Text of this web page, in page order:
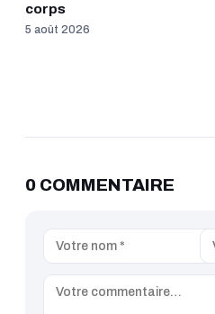
corps
5 août 2026
0 COMMENTAIRE